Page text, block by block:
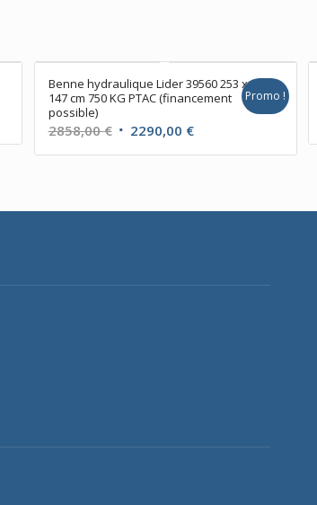
Benne hydraulique Lider 39560 253 x
147 cm 750 KG PTAC (financement
possible)
2858,00€ Le
prix
2858,00 €.
2290,00 €Le
prix
2290,00 €.
Promo !